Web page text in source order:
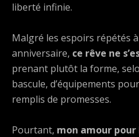
liberté infinie.
Malgré les espoirs répétés
anniversaire, ce rêve ne
prenant plutôt la forme,
bascule, d’équipements
remplis de promesses.
Pourtant, mon amour